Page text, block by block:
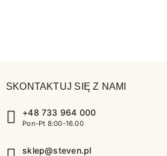
SKONTAKTUJ SIĘ Z NAMI
+48 733 964 000
Pon-Pt 8:00-16.00
sklep@steven.pl